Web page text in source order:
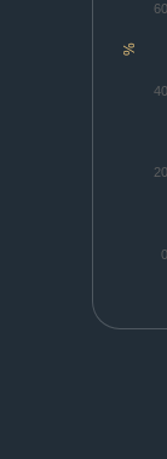
%
0
20
40
60